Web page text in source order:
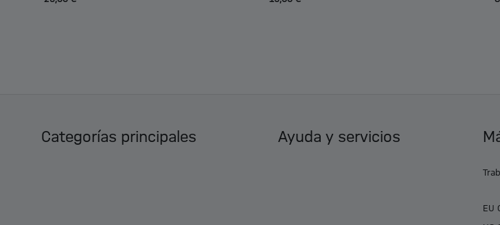
Categorías principales Ayuda y servicios
EU